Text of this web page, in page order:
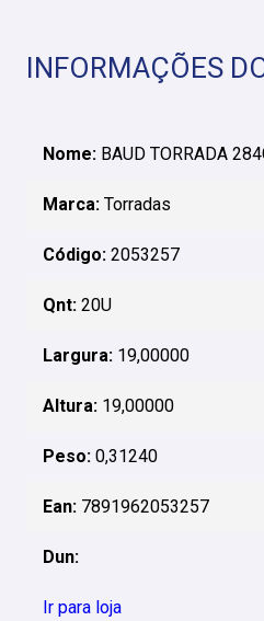
INFORMAÇÕES
Nome: BAUD TORRADA
Marca: Torradas
Código: 2053257
Qnt: 20U
Largura: 19,00000
Altura: 19,00000
Peso: 0,31240
Ean: 7891962053257
Dun:
Ir para loja